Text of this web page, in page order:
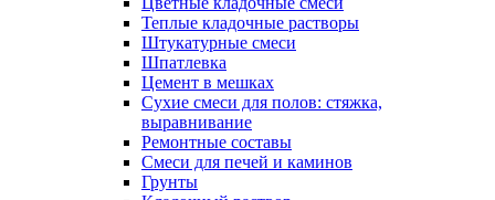
Теплые кладочные растворы
Штукатурные смеси
Шпатлевка
Цемент в мешках
Сухие смеси для полов: стяжка,
выравнивание
Ремонтные составы
Смеси для печей и каминов
Грунты